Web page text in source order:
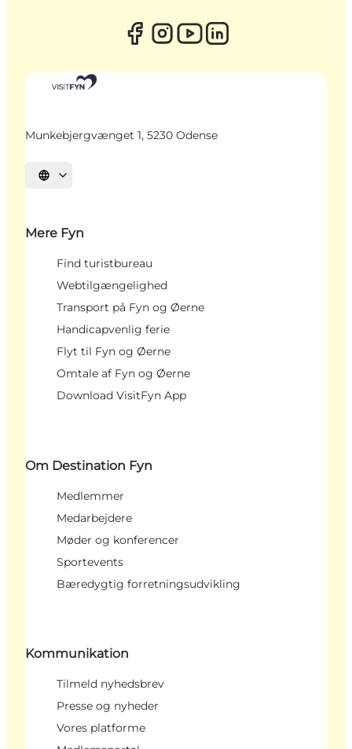
Munkebjergvænget 1, 5230 Odense
Vælg sprog
Mere Fyn
Find turistbureau
Webtilgængelighed
Transport på Fyn og Øerne
Handicapvenlig ferie
Flyt til Fyn og Øerne
Omtale af Fyn og Øerne
Download VisitFyn App
Om Destination Fyn
Medlemmer
Medarbejdere
Møder og konferencer
Sportevents
Bæredygtig forretningsudvikling
Kommunikation
Tilmeld nyhedsbrev
Presse og nyheder
Vores platforme